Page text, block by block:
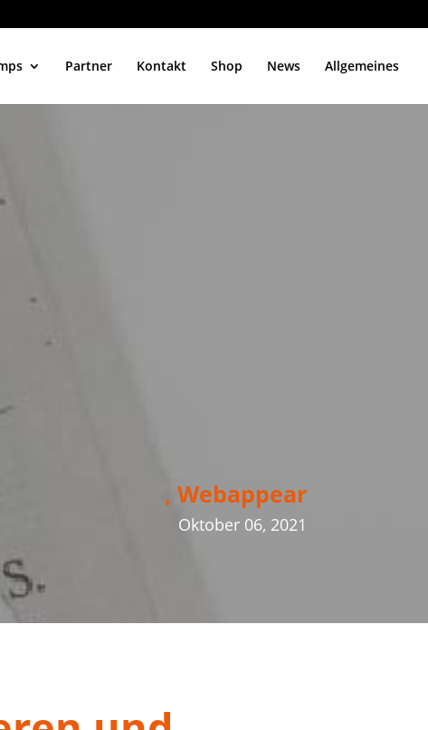
Partner Kontakt Shop News Allgemeines
, Webappear
Oktober 06, 2021